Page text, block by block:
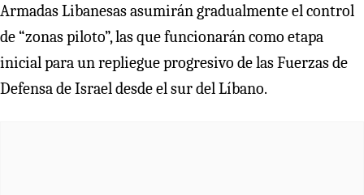
Armadas Libanesas asumirán gradualmente el control
de “zonas piloto”, las que funcionarán como etapa
inicial para un repliegue progresivo de las Fuerzas de
Defensa de Israel desde el sur del Líbano.